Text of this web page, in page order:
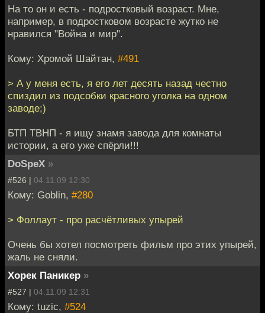
На то он и есть - подростковый возраст. Мне,
например, в подростковом возрасте жутко не
нравился "Война и мир".
Кому: Хромой Шайтан, #491
> А у меня есть, я его лет десять назад честно
спиздил из подсобки красного уголка на одном
заводе;)
БТП ТВНП - я ищу знамя завода для комнаты
истории, а его уже спёрли!!!
DoSpeX »
#526 | 04.11.09 12:30
Кому: Goblin, #280
> Фоллаут - про расчётливых упырей
Очень бы хотел посмотреть фильм про этих упырей,
жаль не сняли.
Хорек Паникер »
#527 | 04.11.09 12:31
Кому: tuzic, #524